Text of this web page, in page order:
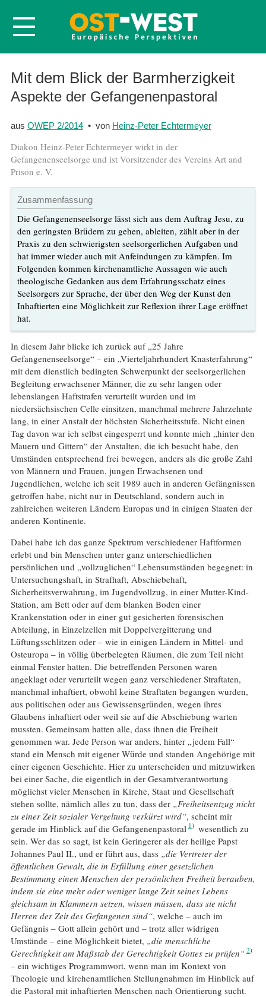
Startseite
Über OWEP
Nachbestellen
Abonnieren
Mit dem Blick der Barmherzigkeit
Aspekte der Gefangenenpastoral
aus OWEP 2/2014• von Heinz-Peter Echtermeyer
Diakon Heinz-Peter Echtermeyer wirkt in der
Gefangenenseelsorge und ist Vorsitzender des Vereins Art and
Prison e. V.
Zusammenfassung
Die Gefangenenseelsorge lässt sich aus dem Auftrag Jesu, zu
den geringsten Brüdern zu gehen, ableiten, zählt aber in der
Praxis zu den schwierigsten seelsorgerlichen Aufgaben und
hat immer wieder auch mit Anfeindungen zu kämpfen. Im
Folgenden kommen kirchenamtliche Aussagen wie auch
theologische Gedanken aus dem Erfahrungsschatz eines
Seelsorgers zur Sprache, der über den Weg der Kunst den
Inhaftierten eine Möglichkeit zur Reflexion ihrer Lage eröffnet
hat.
In diesem Jahr blicke ich zurück auf „25 Jahre
Gefangenenseelsorge“ – ein „Vierteljahrhundert Knasterfahrung“
mit dem dienstlich bedingten Schwerpunkt der seelsorgerlichen
Begleitung erwachsener Männer, die zu sehr langen oder
lebenslangen Haftstrafen verurteilt wurden und im
niedersächsischen Celle einsitzen, manchmal mehrere Jahrzehnte
lang, in einer Anstalt der höchsten Sicherheitsstufe. Nicht einen
Tag davon war ich selbst eingesperrt und konnte mich „hinter den
Mauern und Gittern“ der Anstalten, die ich besucht habe, den
Umständen entsprechend frei bewegen, anders als die große Zahl
von Männern und Frauen, jungen Erwachsenen und
Jugendlichen, welche ich seit 1989 auch in anderen Gefängnissen
getroffen habe, nicht nur in Deutschland, sondern auch in
zahlreichen weiteren Ländern Europas und in einigen Staaten der
anderen Kontinente.
Dabei habe ich das ganze Spektrum verschiedener Haftformen
erlebt und bin Menschen unter ganz unterschiedlichen
persönlichen und „vollzuglichen“ Lebensumständen begegnet: in
Untersuchungshaft, in Strafhaft, Abschiebehaft,
Sicherheitsverwahrung, im Jugendvollzug, in einer Mutter-Kind-
Station, am Bett oder auf dem blanken Boden einer
Krankenstation oder in einer gut gesicherten forensischen
Abteilung, in Einzelzellen mit Doppelvergitterung und
Lüftungsschlitzen oder – wie in einigen Ländern in Mittel- und
Osteuropa – in völlig überbelegten Räumen, die zum Teil nicht
einmal Fenster hatten. Die betreffenden Personen waren
angeklagt oder verurteilt wegen ganz verschiedener Straftaten,
manchmal inhaftiert, obwohl keine Straftaten begangen wurden,
aus politischen oder aus Gewissensgründen, wegen ihres
Glaubens inhaftiert oder weil sie auf die Abschiebung warten
mussten. Gemeinsam hatten alle, dass ihnen die Freiheit
genommen war. Jede Person war anders, hinter „jedem Fall“
stand ein Mensch mit eigener Würde und standen Angehörige mit
einer eigenen Geschichte. Hier zu unterscheiden und mitzuwirken
bei einer Sache, die eigentlich in der Gesamtverantwortung
möglichst vieler Menschen in Kirche, Staat und Gesellschaft
stehen sollte, nämlich alles zu tun, dass der „Freiheitsentzug nicht
zu einer Zeit sozialer Vergeltung verkürzt wird“, scheint mir
gerade im Hinblick auf die Gefangenenpastoral 1
wesentlich zu
sein. Wer das so sagt, ist kein Geringerer als der heilige Papst
Johannes Paul II., und er führt aus, dass „die Vertreter der
öffentlichen Gewalt, die in Erfüllung einer gesetzlichen
Bestimmung einen Menschen der persönlichen Freiheit berauben,
indem sie eine mehr oder weniger lange Zeit seines Lebens
gleichsam in Klammern setzen, wissen müssen, dass sie nicht
Herren der Zeit des Gefangenen sind“, welche – auch im
Gefängnis – Gott allein gehört und – trotz aller widrigen
Umstände – eine Möglichkeit bietet, „die menschliche
Gerechtigkeit am Maßstab der Gerechtigkeit Gottes zu prüfen“ 2
– ein wichtiges Programmwort, wenn man im Kontext von
Theologie und kirchenamtlichen Stellungnahmen im Hinblick auf
die Pastoral mit inhaftierten Menschen nach Orientierung sucht.